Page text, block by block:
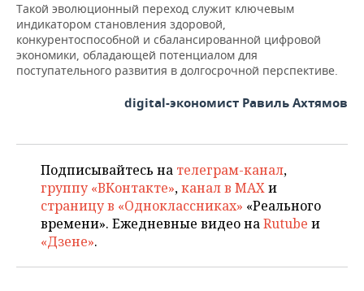
Такой эволюционный переход служит ключевым
индикатором становления здоровой,
конкурентоспособной и сбалансированной цифровой
экономики, обладающей потенциалом для
поступательного развития в долгосрочной перспективе.
digital-экономист Равиль Ахтямов
Подписывайтесь на телеграм-канал,
группу «ВКонтакте»,канал в MAXи
страницу в «Одноклассниках» «Реального
времени». Ежедневные видео наRutube и
«Дзене».